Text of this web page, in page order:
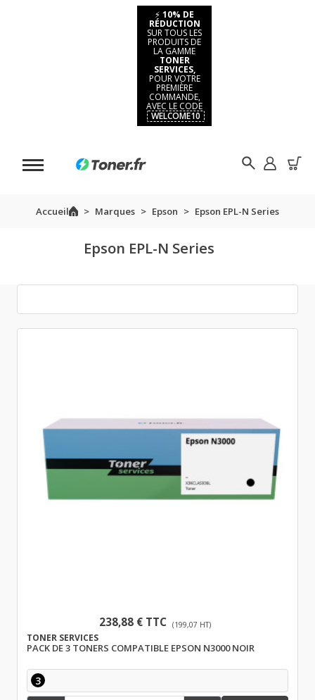
⚡ 10% DE
RÉDUCTION
SUR TOUS LES
PRODUITS DE
LA GAMME
TONER
SERVICES,
POUR VOTRE
PREMIÈRE
COMMANDE,
AVEC LE CODE
WELCOME10
Accueil Marques Epson Epson EPL-N Series
Epson EPL-N Series
238,88 € TTC (199,07 HT)
TONER SERVICES
PACK DE 3 TONERS COMPATIBLE EPSON N3000 NOIR
3